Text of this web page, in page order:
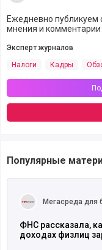
Ежедневно публикуем
мнения и комментарии
Эксперт журналов
Налоги
Кадры
Популярные
Мегасреда для
ФНС рассказала,
доходах физлиц